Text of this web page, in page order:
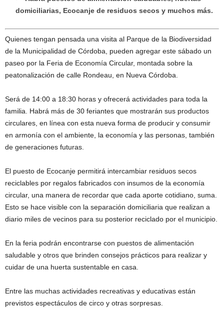
domiciliarias, Ecocanje de residuos secos y muchos más.
Quienes tengan pensada una visita al Parque de la Biodiversidad
de la Municipalidad de Córdoba, pueden agregar este sábado un
paseo por la Feria de Economía Circular, montada sobre la
peatonalización de calle Rondeau, en Nueva Córdoba.
Será de 14:00 a 18:30 horas y ofrecerá actividades para toda la
familia. Habrá más de 30 feriantes que mostrarán sus productos
circulares, en línea con esta nueva forma de producir y consumir
en armonía con el ambiente, la economía y las personas, también
de generaciones futuras.
El puesto de Ecocanje permitirá intercambiar residuos secos
reciclables por regalos fabricados con insumos de la economía
circular, una manera de recordar que cada aporte cotidiano, suma.
Esto se hace visible con la separación domiciliaria que realizan a
diario miles de vecinos para su posterior reciclado por el municipio.
En la feria podrán encontrarse con puestos de alimentación
saludable y otros que brinden consejos prácticos para realizar y
cuidar de una huerta sustentable en casa.
Entre las muchas actividades recreativas y educativas están
previstos espectáculos de circo y otras sorpresas.